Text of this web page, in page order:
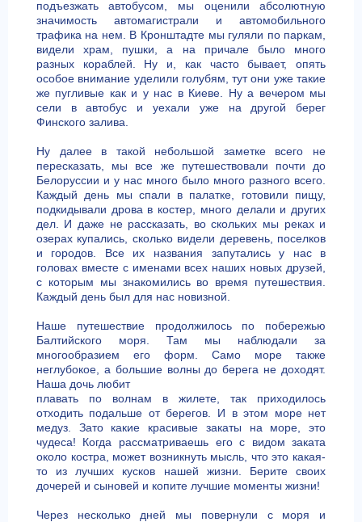
подъезжать автобусом, мы оценили абсолютную
значимость автомагистрали и автомобильного
трафика на нем. В Кронштадте мы гуляли по паркам,
видели храм, пушки, а на причале было много
разных кораблей. Ну и, как часто бывает, опять
особое внимание уделили голубям, тут они уже такие
же пугливые как и у нас в Киеве. Ну а вечером мы
сели в автобус и уехали уже на другой берег
Финского залива.
Ну далее в такой небольшой заметке всего не
пересказать, мы все же путешествовали почти до
Белоруссии и у нас много было много разного всего.
Каждый день мы спали в палатке, готовили пищу,
подкидывали дрова в костер, много делали и других
дел. И даже не рассказать, во скольких мы реках и
озерах купались, сколько видели деревень, поселков
и городов. Все их названия запутались у нас в
головах вместе с именами всех наших новых друзей,
с которым мы знакомились во время путешествия.
Каждый день был для нас новизной.
Наше путешествие продолжилось по побережью
Балтийского моря. Там мы наблюдали за
многообразием его форм. Само море также
неглубокое, а большие волны до берега не доходят.
Наша дочь любит
плавать по волнам в жилете, так приходилось
отходить подальше от берегов. И в этом море нет
медуз. Зато какие красивые закаты на море, это
чудеса! Когда рассматриваешь его с видом заката
около костра, может возникнуть мысль, что это какая-
то из лучших кусков нашей жизни. Берите своих
дочерей и сыновей и копите лучшие моменты жизни!
Через несколько дней мы повернули с моря и